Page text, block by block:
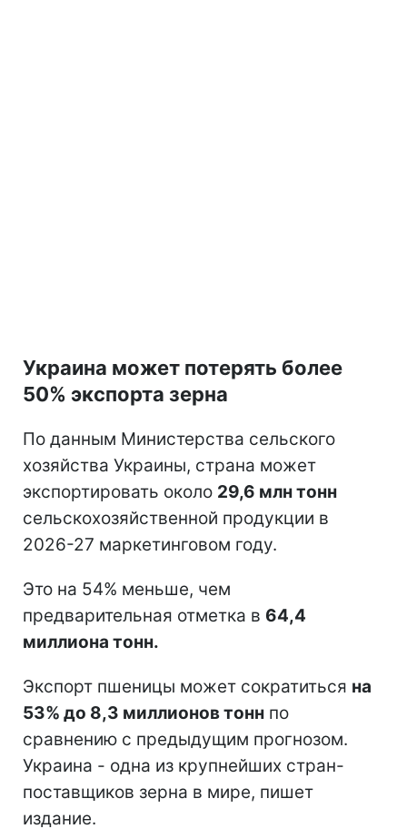
Украина может потерять более
50% экспорта зерна
По данным Министерства сельского
хозяйства Украины, страна может
экспортировать около 29,6 млн тонн
сельскохозяйственной продукции в
2026-27 маркетинговом году.
Это на 54% меньше, чем
предварительная отметка в 64,4
миллиона тонн.
Экспорт пшеницы может сократиться на
53% до 8,3 миллионов тонн по
сравнению с предыдущим прогнозом.
Украина - одна из крупнейших стран-
поставщиков зерна в мире, пишет
издание.